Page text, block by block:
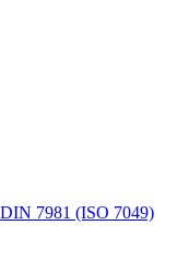
7981 (ISO 7049)